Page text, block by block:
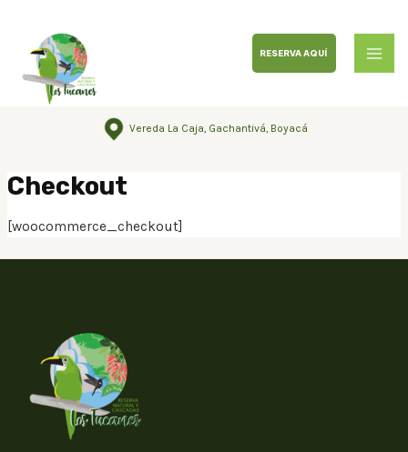
RESERVA AQUÍ
Vereda La Caja, Gachantivá, Boyacá
Checkout
[woocommerce_checkout]